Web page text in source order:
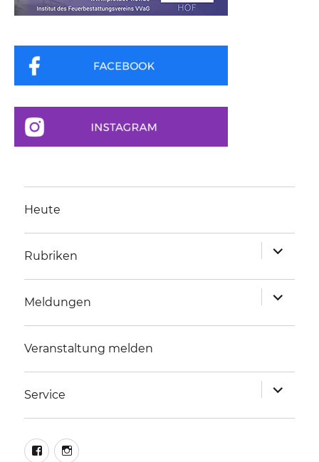
Heute
Rubriken
anzeigen
Meldungen
anzeigen
Veranstaltung melden
Service
anzeigen
facebookinstagram